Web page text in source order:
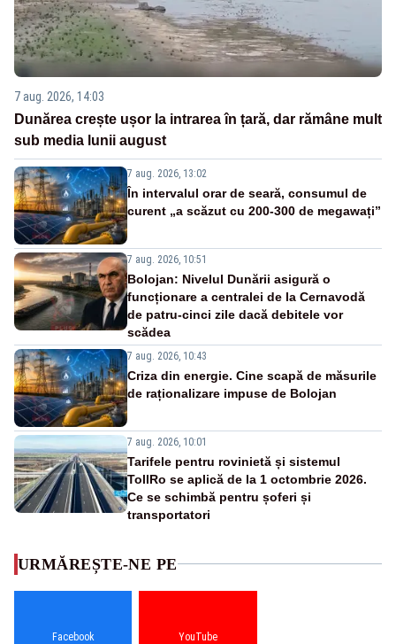
7 aug. 2026, 14:03
Dunărea crește ușor la intrarea în țară, dar rămâne mult
sub media lunii august
7 aug. 2026, 13:02
În intervalul orar de seară, consumul de
curent „a scăzut cu 200-300 de megawați”
7 aug. 2026, 10:51
Bolojan: Nivelul Dunării asigură o
funcționare a centralei de la Cernavodă
de patru-cinci zile dacă debitele vor
scădea
7 aug. 2026, 10:43
Criza din energie. Cine scapă de măsurile
de raționalizare impuse de Bolojan
7 aug. 2026, 10:01
Tarifele pentru rovinietă și sistemul
TollRo se aplică de la 1 octombrie 2026.
Ce se schimbă pentru șoferi și
transportatori
URMĂREȘTE-NE PE
Facebook YouTube